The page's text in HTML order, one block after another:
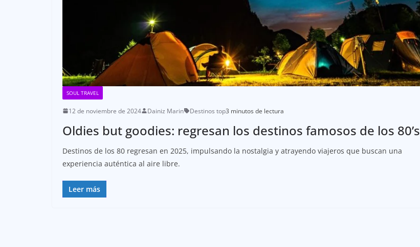
SOUL TRAVEL
12 de noviembre de 2024 Dainiz Marin Destinos top3 minutos de lectura
Oldies but goodies: regresan los destinos famosos de los 80’s
Destinos de los 80 regresan en 2025, impulsando la nostalgia y atrayendo viajeros que buscan una
experiencia auténtica al aire libre.
Leer más